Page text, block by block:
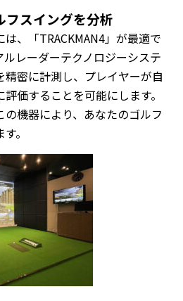
スイングを分析
、「TRACKMAN4」が最適で
レーダーテクノロジーシステ
密に計測し、プレイヤーが自
価することを可能にします。
の機器により、あなたのゴルフ
。